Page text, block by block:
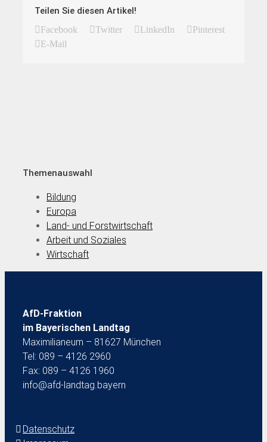
Teilen Sie diesen Artikel!
Facebook Twitter LinkedIn
Pinterest
E-Mail
Themenauswahl
Bildung
Europa
Land- und Forstwirtschaft
Arbeit und Soziales
Wirtschaft
AfD-Fraktion
im Bayerischen Landtag
Maximilianeum – 81627 München
Tel: 089 – 4126 2960
Fax: 089 – 4126 1960
info@afd-landtag.bayern
Datenschutz